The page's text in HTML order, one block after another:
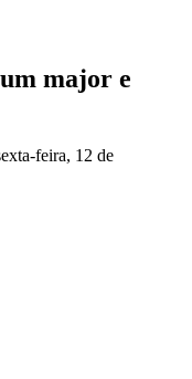
major e
feira, 12 de